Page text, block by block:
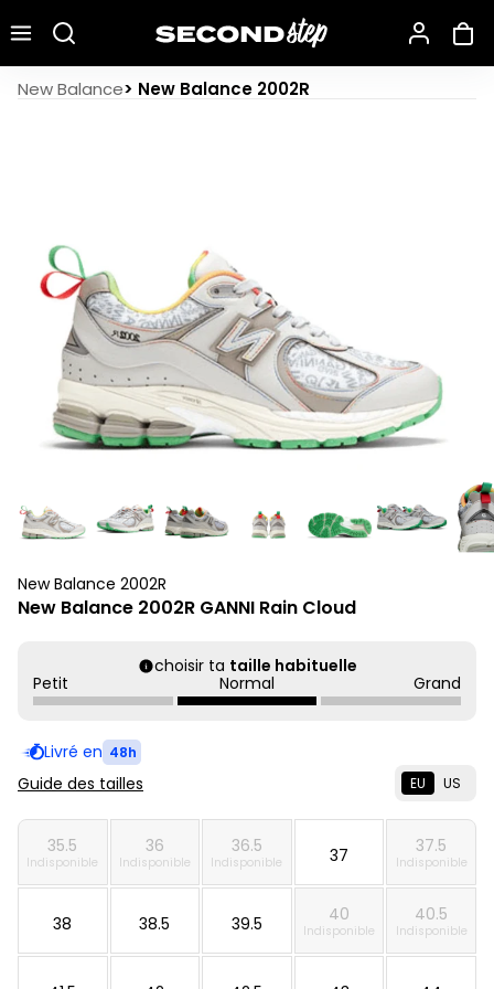
New Balance> New Balance 2002R
New Balance 2002R GANNI Rain Cloud
New Balance 2002R
New Balance 2002R GANNI Rain Cloud
choisir ta taille habituelle
Petit
Normal Grand
Livré en 48h
Guide des tailles EU US
35.5
Indisponible
36
Indisponible
36.5
Indisponible 37 37.5
Indisponible
38 38.5 39.5 40
Indisponible
40.5
Indisponible